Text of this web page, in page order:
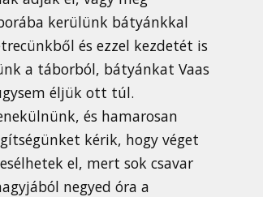
kerülünk bátyánkkal
és ezzel kezdetét is
a táborból, bátyánkat Vaas
éljük ott túl.
és hamarosan
kérik, hogy véget
el, mert sok csavar
negyed óra a